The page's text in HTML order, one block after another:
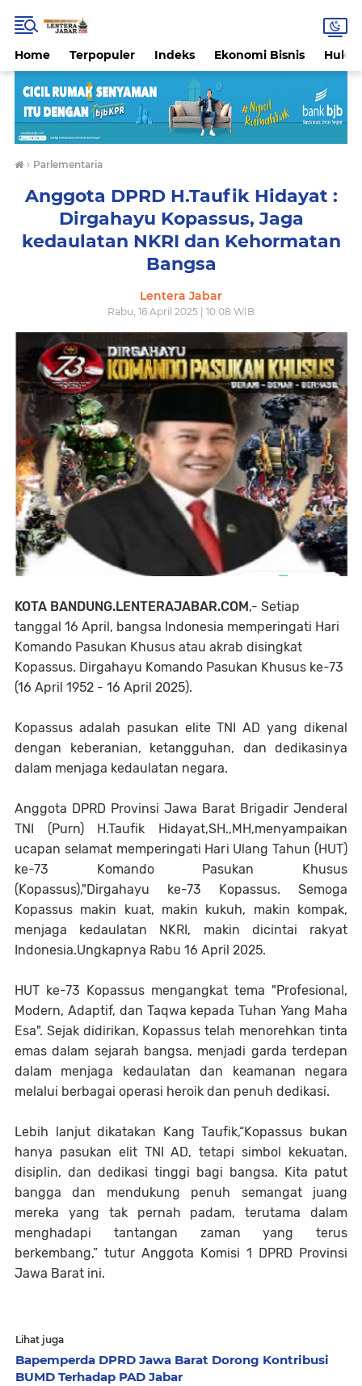
Home Terpopuler Indeks Ekonomi Bisnis
› Parlementaria
Anggota DPRD H.Taufik Hidayat :
Dirgahayu Kopassus, Jaga
kedaulatan NKRI dan Kehormatan
Bangsa
Lentera Jabar
Rabu, 16 April 2025 | 10:08 WIB
KOTA BANDUNG.LENTERAJABAR.COM ,- Setiap
tanggal 16 April, bangsa Indonesia memperingati Hari
Komando Pasukan Khusus atau akrab disingkat
Kopassus. Dirgahayu Komando Pasukan Khusus ke-73
(16 April 1952 - 16 April 2025).
Kopassus adalah pasukan elite TNI AD yang dikenal
dengan keberanian, ketangguhan, dan dedikasinya
dalam menjaga kedaulatan negara.
Anggota DPRD Provinsi Jawa Barat Brigadir Jenderal
TNI (Purn) H.Taufik Hidayat,SH.,MH,menyampaikan
ucapan selamat memperingati Hari Ulang Tahun (HUT)
ke-73 Komando Pasukan Khusus
(Kopassus),"Dirgahayu ke-73 Kopassus. Semoga
Kopassus makin kuat, makin kukuh, makin kompak,
menjaga kedaulatan NKRI, makin dicintai rakyat
Indonesia.Ungkapnya Rabu 16 April 2025.
HUT ke-73 Kopassus mengangkat tema "Profesional,
Modern, Adaptif, dan Taqwa kepada Tuhan Yang Maha
Esa". Sejak didirikan, Kopassus telah menorehkan tinta
emas dalam sejarah bangsa, menjadi garda terdepan
dalam menjaga kedaulatan dan keamanan negara
melalui berbagai operasi heroik dan penuh dedikasi.
Lebih lanjut dikatakan Kang Taufik,“Kopassus bukan
hanya pasukan elit TNI AD, tetapi simbol kekuatan,
disiplin, dan dedikasi tinggi bagi bangsa. Kita patut
bangga dan mendukung penuh semangat juang
mereka yang tak pernah padam, terutama dalam
menghadapi tantangan zaman yang terus
berkembang,” tutur Anggota Komisi 1 DPRD Provinsi
Jawa Barat ini.
Lihat juga
Bapemperda DPRD Jawa Barat Dorong Kontribusi
BUMD Terhadap PAD Jabar